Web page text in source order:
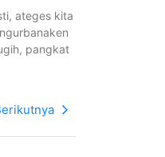
ateges kita
pangkat